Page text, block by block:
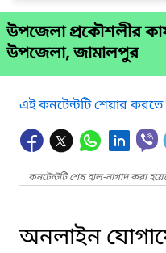
উপজেলা প্রকৌশলীর
উপজেলা, জামালপুর
এই কনটেন্টটি শেয়ার
কনটেন্টটি শেষ হাল-নাগাদ করা
অনলাইন